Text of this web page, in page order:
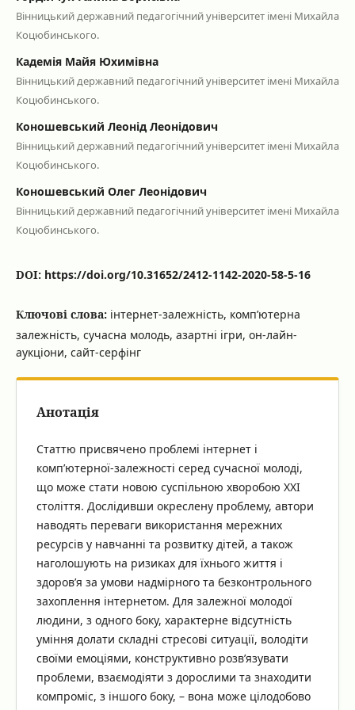
Вінницький державний педагогічний університет імені Михайла
Коцюбинського.
Кадемія Майя Юхимівна
Вінницький державний педагогічний університет імені Михайла
Коцюбинського.
Коношевський Леонід Леонідович
Вінницький державний педагогічний університет імені Михайла
Коцюбинського.
Коношевський Олег Леонідович
Вінницький державний педагогічний університет імені Михайла
Коцюбинського.
DOI: https://doi.org/10.31652/2412-1142-2020-58-5-16
Ключові слова: інтернет-залежність, комп’ютерна
залежність, сучасна молодь, азартні ігри, он-лайн-
аукціони, сайт-серфінг
Анотація
Статтю присвячено проблемі інтернет і
комп’ютерної-залежності серед сучасної молоді,
що може стати новою суспільною хворобою ХХІ
століття. Дослідивши окреслену проблему, автори
наводять переваги використання мережних
ресурсів у навчанні та розвитку дітей, а також
наголошують на ризиках для їхнього життя і
здоров’я за умови надмірного та безконтрольного
захоплення інтернетом. Для залежної молодої
людини, з одного боку, характерне відсутність
уміння долати складні стресові ситуації, володіти
своїми емоціями, конструктивно розв’язувати
проблеми, взаємодіяти з дорослими та знаходити
компроміс, з іншого боку, – вона може цілодобово